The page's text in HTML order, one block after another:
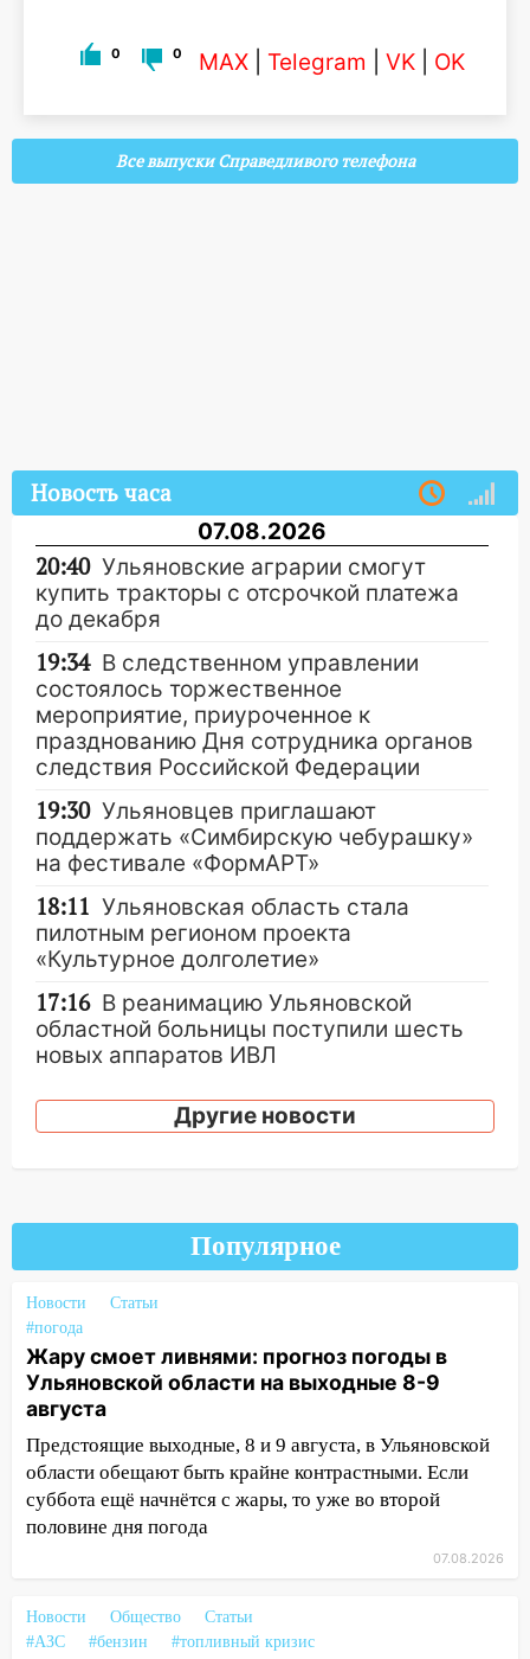
0 0 MAX Telegram VK OK
Все выпуски Справедливого телефона
Новость часа
07.08.2026
20:40 Ульяновские аграрии смогут
купить тракторы с отсрочкой платежа
до декабря
19:34 В следственном управлении
состоялось торжественное
мероприятие, приуроченное к
празднованию Дня сотрудника органов
следствия Российской Федерации
19:30 Ульяновцев приглашают
поддержать «Симбирскую чебурашку»
на фестивале «ФормАРТ»
18:11 Ульяновская область стала
пилотным регионом проекта
«Культурное долголетие»
17:16 В реанимацию Ульяновской
областной больницы поступили шесть
новых аппаратов ИВЛ
16:51 В Чердаклинском районе
ремонтируют дороги, ставят остановки
девять бункеров для крупногабаритного
16:26
В Ульяновске бесплатно покажут
матч «Волги» под открытым небом
16:12
В Ульяновском госуниверситете
разработают отечественный прибор для
цифровой ПЦР
15:47 Ульяновцы могут вернуть деньги
за абонементы закрывшегося фитнес-
клуба «Рекорд-Fitness»
области привели в порядок детские
площадки
Другие новости
Популярное
Новости
Статьи
#погода
Жару смоет ливнями: прогноз погоды в
Ульяновской области на выходные 8-9
августа
Предстоящие выходные, 8 и 9 августа, в Ульяновской
области обещают быть крайне контрастными. Если
суббота ещё начнётся с жары, то уже во второй
половине дня погода
07.08.2026
Новости Общество
Статьи
#АЗС
#бензин #топливный кризис